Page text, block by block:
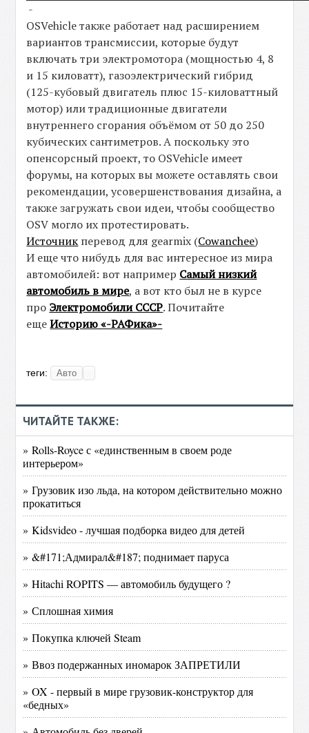
-
OSVehicle также работает над расширением
вариантов трансмиссии, которые будут
включать три электромотора (мощностью 4, 8
и 15 киловатт), газоэлектрический гибрид
(125-кубовый двигатель плюс 15-киловаттный
мотор) или традиционные двигатели
внутреннего сгорания объёмом от 50 до 250
кубических сантиметров. А поскольку это
опенсорсный проект, то OSVehicle имеет
форумы, на которых вы можете оставлять свои
рекомендации, усовершенствования дизайна, а
также загружать свои идеи, чтобы сообщество
OSV могло их протестировать.
Источник перевод для gearmix (Cowanchee)
И еще что нибудь для вас интересное из мира
автомобилей: вот например Самый низкий
автомобиль в мире, а вот кто был не в курсе
про Электромобили СССР. Почитайте
ещеИсторию «-РАФика»-
теги: Авто
ЧИТАЙТЕ ТАКЖЕ:
» Rolls-Royce с «единственным в своем роде
интерьером»
» Грузовик изо льда, на котором действительно можно
прокатиться
» Kidsvideo - лучшая подборка видео для детей
» &#171;Адмирал&#187; поднимает паруса
» Hitachi ROPITS — автомобиль будущего ?
» Сплошная химия
» Покупка ключей Steam
» Ввоз подержанных иномарок ЗАПРЕТИЛИ
» OX - первый в мире грузовик-конструктор для
«бедных»